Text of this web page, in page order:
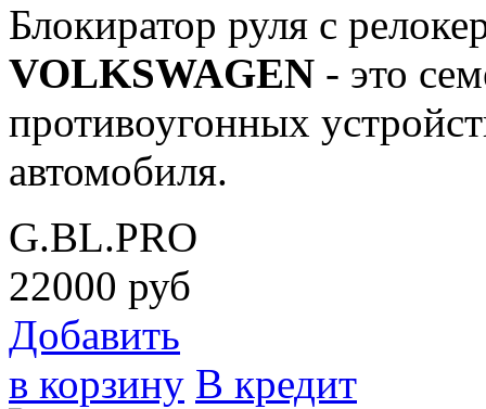
Блокиратор руля с
VOLKSWAGEN - это
противоугонных
автомобиля.
G.BL.PRO
22000 руб
Добавить
в корзину В кредит